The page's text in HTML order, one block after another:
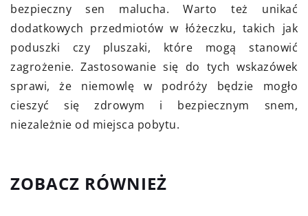
bezpieczny sen malucha. Warto też unikać
dodatkowych przedmiotów w łóżeczku, takich jak
poduszki czy pluszaki, które mogą stanowić
zagrożenie. Zastosowanie się do tych wskazówek
sprawi, że niemowlę w podróży będzie mogło
cieszyć się zdrowym i bezpiecznym snem,
niezależnie od miejsca pobytu.
ZOBACZ RÓWNIEŻ